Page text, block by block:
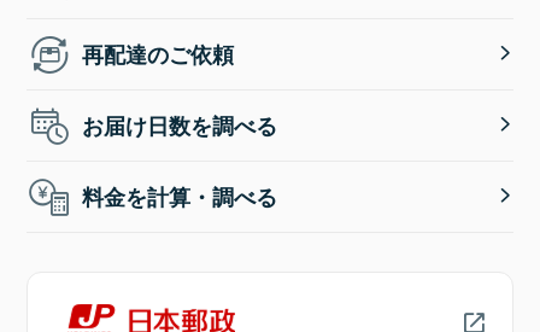
再配達のご依頼
お届け日数を調べる
料金を計算・調べる